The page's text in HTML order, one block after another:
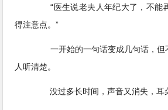
“医生说老夫人年纪大了，不能
得注意点。”
一开始的一句话变成几句话，但
人听清楚。
没过多长时间，声音又消失，耳